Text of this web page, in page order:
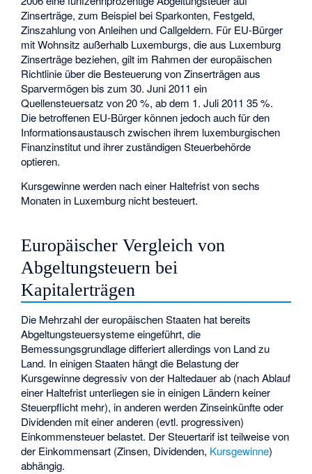
Zinserträge, zum Beispiel bei Sparkonten, Festgeld,
Zinszahlung von Anleihen und Callgeldern. Für EU-Bürger
mit Wohnsitz außerhalb Luxemburgs, die aus Luxemburg
Zinserträge beziehen, gilt im Rahmen der europäischen
Richtlinie über die Besteuerung von Zinserträgen aus
Sparvermögen bis zum 30. Juni 2011 ein
Quellensteuersatz von 20 %, ab dem 1. Juli 2011 35 %.
Die betroffenen EU-Bürger können jedoch auch für den
Informationsaustausch zwischen ihrem luxemburgischen
Finanzinstitut und ihrer zuständigen Steuerbehörde
optieren.
Kursgewinne werden nach einer Haltefrist von sechs
Monaten in Luxemburg nicht besteuert.
Europäischer Vergleich von
Abgeltungsteuern bei
Kapitalerträgen
Die Mehrzahl der europäischen Staaten hat bereits
Abgeltungsteuersysteme eingeführt, die
Bemessungsgrundlage differiert allerdings von Land zu
Land. In einigen Staaten hängt die Belastung der
Kursgewinne degressiv von der Haltedauer ab (nach Ablauf
einer Haltefrist unterliegen sie in einigen Ländern keiner
Steuerpflicht mehr), in anderen werden Zinseinkünfte oder
Dividenden mit einer anderen (evtl. progressiven)
Einkommensteuer belastet. Der Steuertarif ist teilweise von
der Einkommensart (Zinsen, Dividenden, Kursgewinne)
abhängig.